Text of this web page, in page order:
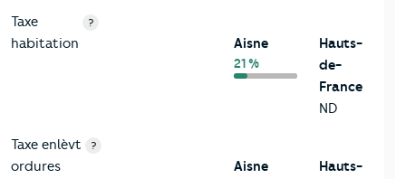
Taxe
habitation
?
Aisne
21 %
Hauts-
de-
France
ND
Taxe enlèvt
ordures
?
Aisne
Hauts-